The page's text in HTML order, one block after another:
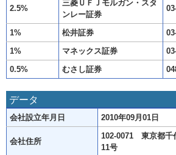
2.5%
三菱ＵＦＪモルガン・スタ
ンレー証券
1% 松井証券
1%
マネックス証券
0.5%
むさし証券
データ
会社設立年月日 2010年09月01日
会社住所
102-0071 東京都千
11号